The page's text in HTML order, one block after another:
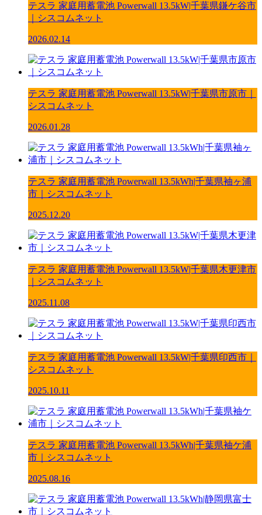
テスラ 家庭用蓄電池 Powerwall 13.5kW|千葉県鎌ケ谷市
｜シスコムネット
2026.02.14
テスラ 家庭用蓄電池 Powerwall 13.5kW|千葉県市原市｜
シスコムネット
2026.01.28
テスラ 家庭用蓄電池 Powerwall 13.5kWh|千葉県袖ヶ浦
市｜シスコムネット
2025.12.20
テスラ 家庭用蓄電池 Powerwall 13.5kW|千葉県木更津市
｜シスコムネット
2025.11.08
テスラ 家庭用蓄電池 Powerwall 13.5kW|千葉県印西市｜
シスコムネット
2025.10.11
テスラ 家庭用蓄電池 Powerwall 13.5kWh|千葉県袖ケ浦
市｜シスコムネット
2025.08.16